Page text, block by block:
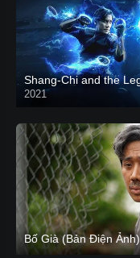
2021
CAM
Bố Già (Bản Điện Ảnh)